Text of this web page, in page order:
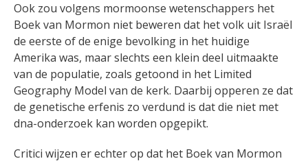
Ook zou volgens mormoonse wetenschappers het
Boek van Mormon niet beweren dat het volk uit Israël
de eerste of de enige bevolking in het huidige
Amerika was, maar slechts een klein deel uitmaakte
van de populatie, zoals getoond in het Limited
Geography Model van de kerk. Daarbij opperen ze dat
de genetische erfenis zo verdund is dat die niet met
dna-onderzoek kan worden opgepikt.
Critici wijzen er echter op dat het Boek van Mormon